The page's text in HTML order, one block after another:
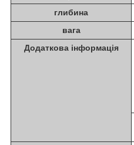
глибина
вага
Додаткова інформація